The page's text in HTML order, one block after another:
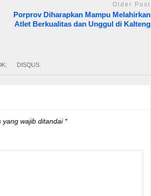
Older Post
Porprov Diharapkan Mampu Melahirkan
Atlet Berkualitas dan Unggul di Kalteng
DISQUS:
yang wajib ditandai *